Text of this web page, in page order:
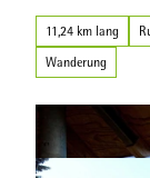
11,24 km lang
Wanderung